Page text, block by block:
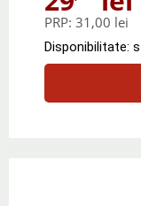
PRP: 31,00 lei
Disponibilitate: